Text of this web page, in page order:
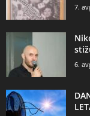
7.
6.